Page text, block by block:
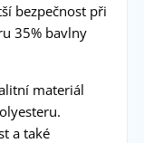
bezpečnost při
35% bavlny
materiál
a také